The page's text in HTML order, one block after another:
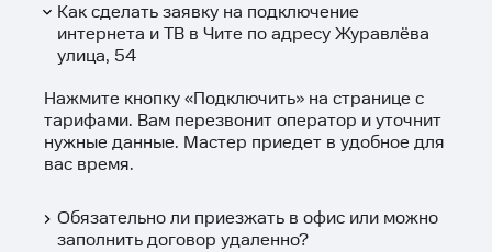
Как сделать заявку на подключение
интернета и ТВ в Чите по адресу Журавлёва
улица, 54
Нажмите кнопку «Подключить» на странице с
тарифами. Вам перезвонит оператор и уточнит
нужные данные. Мастер приедет в удобное для
вас время.
Обязательно ли приезжать в офис или можно
заполнить договор удаленно?